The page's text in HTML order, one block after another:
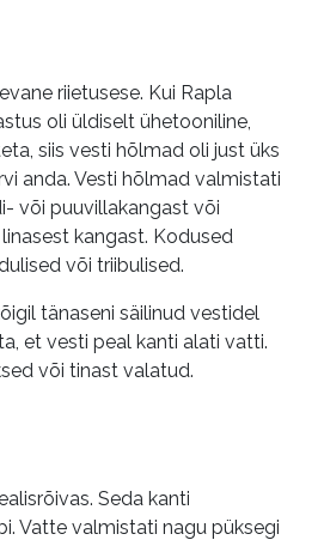
riietusese. Kui Rapla
oli üldiselt ühetooniline,
siis vesti hõlmad oli just üks
anda. Vesti hõlmad valmistati
või puuvillakangast või
kangast. Kodused
või triibulised.
tänaseni säilinud vestidel
et vesti peal kanti alati vatti.
või tinast valatud.
Seda kanti
Vatte valmistati nagu püksegi